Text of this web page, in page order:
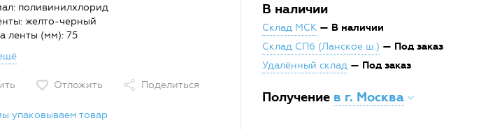
поливинилхлорид
желто-черный
ленты (мм): 75
Отложить Поделиться
упаковываем товар
В наличии
Склад МСК — В наличии
Склад СПб (Ланское ш.) — Под заказ
Удалённый склад — Под заказ
Получение в г. Москва